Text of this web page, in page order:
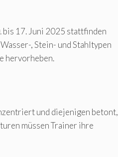
bis 17. Juni 2025 stattfinden
, Stein- und Stahltypen
hervorheben.
und diejenigen betont,
müssen Trainer ihre